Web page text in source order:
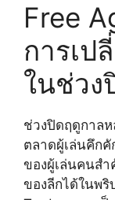
Free
การเป
ในช่วง
ช่วงปิดฤดูกาล
ตลาดผู้เล่นคึกคั
ของผู้เล่นคนส
ของลีกได้ในพริ